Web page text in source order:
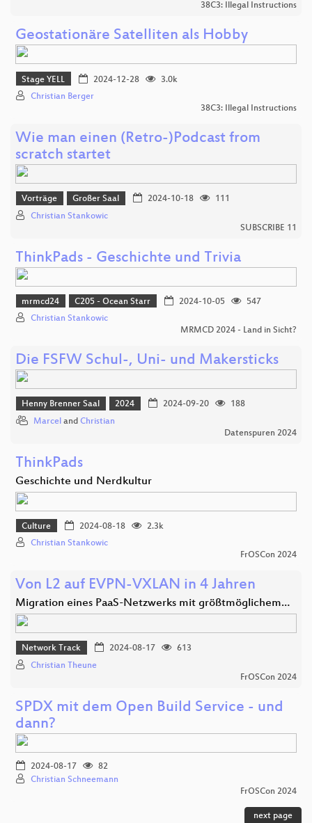
38C3: Illegal Instructions
Geostationäre Satelliten als Hobby
Stage YELL 2024-12-28
3.0k
Christian Berger
38C3: Illegal Instructions
Wie man einen (Retro-)Podcast from
scratch startet
Vorträge Großer Saal 2024-10-18
111
Christian Stankowic
SUBSCRIBE 11
ThinkPads - Geschichte und Trivia
mrmcd24 C205 - Ocean Starr 2024-10-05
547
Christian Stankowic
MRMCD 2024 - Land in Sicht?
Die FSFW Schul-, Uni- und Makersticks
Henny Brenner Saal 2024 2024-09-20
188
Marcel and Christian
Datenspuren 2024
ThinkPads
Geschichte und Nerdkultur
Culture 2024-08-18
2.3k
Christian Stankowic
FrOSCon 2024
Von L2 auf EVPN-VXLAN in 4 Jahren
Migration eines PaaS-Netzwerks mit größtmöglichem…
Network Track 2024-08-17
613
Christian Theune
FrOSCon 2024
SPDX mit dem Open Build Service - und
dann?
2024-08-17
82
Christian Schneemann
FrOSCon 2024
next page